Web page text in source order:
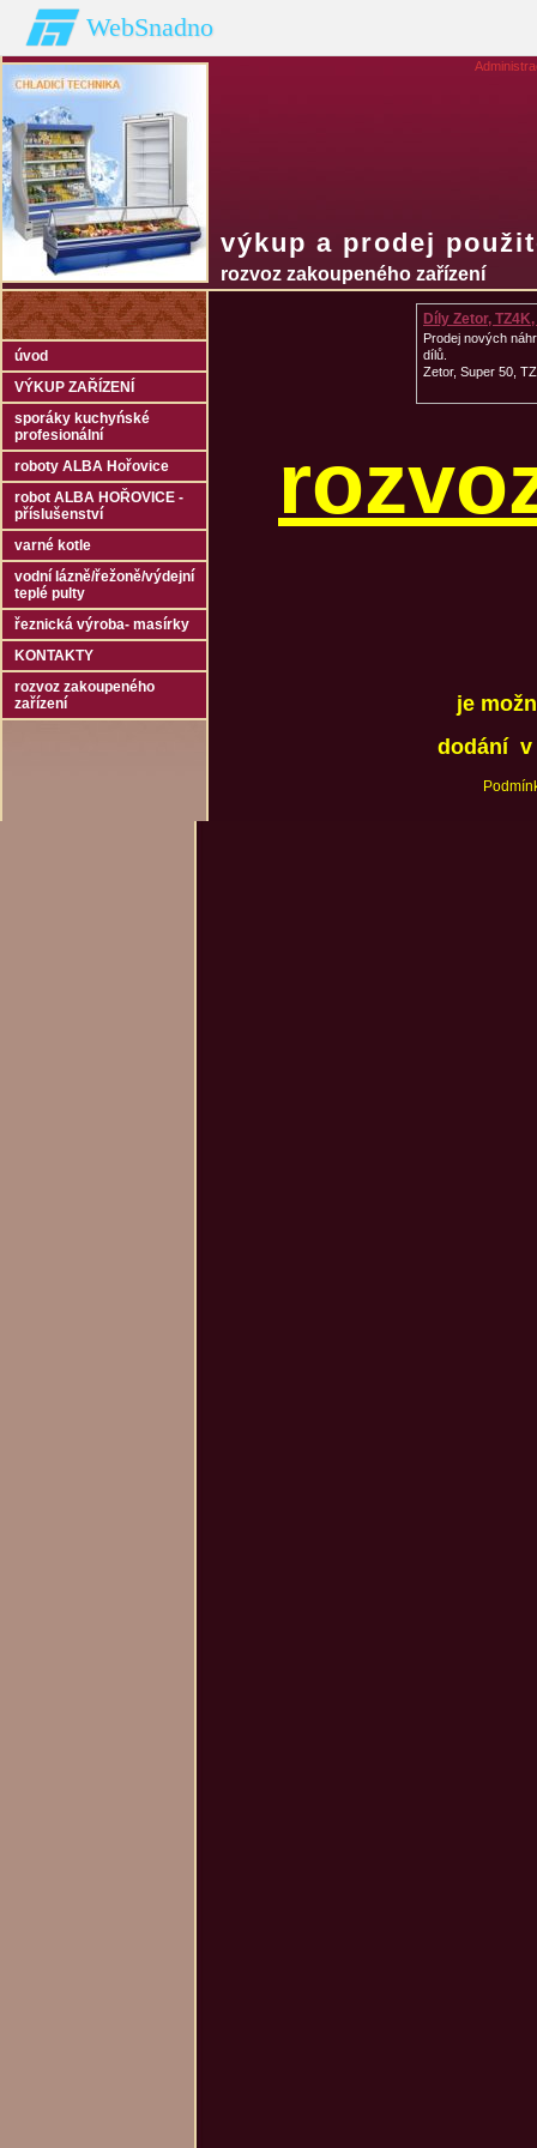
WebSnadno
výkup a prodej
rozvoz zakoupeného zařízení
úvod
VÝKUP ZAŘÍZENÍ
sporáky kuchyńské
profesionální
roboty ALBA Hořovice
robot ALBA HOŘOVICE -
příslušenství
varné kotle
vodní lázně/řežoně/výdejní
teplé pulty
řeznická výroba- masírky
KONTAKTY
rozvoz zakoupeného
zařízení
Díly Zetor,
Prodej nových
dílů.
Zetor, Super 50,
je
dodání v